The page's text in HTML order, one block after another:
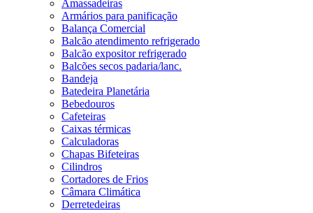
Amassadeiras
Armários para panificação
Balança Comercial
Balcão atendimento refrigerado
Balcão expositor refrigerado
Balcões secos padaria/lanc.
Bandeja
Batedeira Planetária
Bebedouros
Cafeteiras
Caixas térmicas
Calculadoras
Chapas Bifeteiras
Cilindros
Cortadores de Frios
Câmara Climática
Derretedeiras